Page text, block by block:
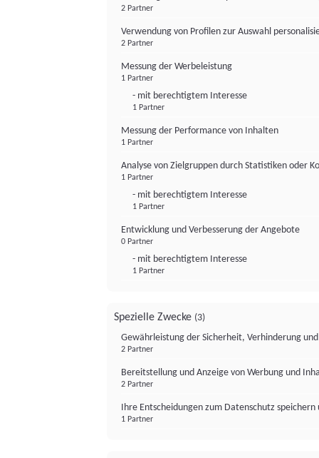
2 Partner
Verwendung von Profilen zur Auswahl
2 Partner
Messung der Werbeleistung
1 Partner
- mit berechtigtem Interesse
1 Partner
Messung der Performance von Inhalten
1 Partner
Analyse von Zielgruppen durch Statistiken oder
1 Partner
- mit berechtigtem Interesse
1 Partner
Entwicklung und Verbesserung der Angebote
0 Partner
- mit berechtigtem Interesse
1 Partner
Spezielle Zwecke (3)
Gewährleistung der Sicherheit, Verhinderung
2 Partner
Bereitstellung und Anzeige von Werbung und
2 Partner
Ihre Entscheidungen zum Datenschutz
1 Partner